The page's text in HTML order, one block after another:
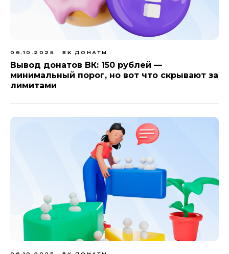
06.10.2025 ВК ДОНАТЫ
Вывод донатов ВК: 150 рублей —
минимальный порог, но вот что скрывают за
лимитами